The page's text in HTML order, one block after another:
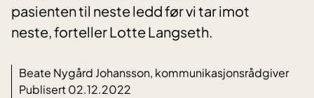
pasienten til neste ledd før vi tar imot
neste, forteller Lotte Langseth.
Beate Nygård Johansson, kommunikasjonsrådgiver
Publisert 02.12.2022